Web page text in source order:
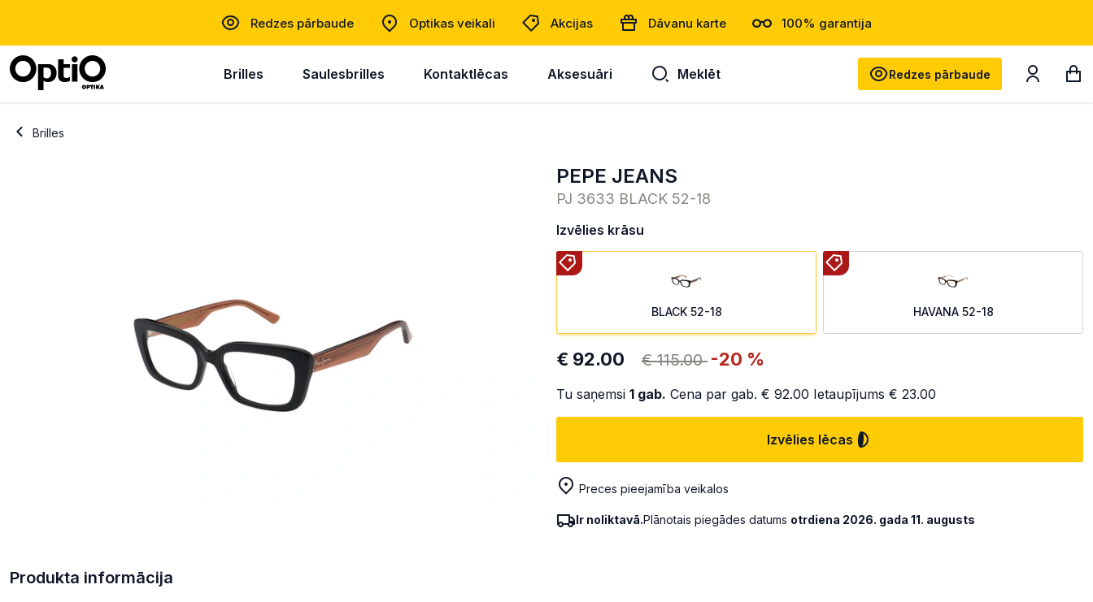
Redzes pārbaude Optikas veikali Akcijas Dāvanu karte 100% garantija
Brilles Saulesbrilles Kontaktlēcas Aksesuāri Meklēt Redzes pārbaude
Brilles
PEPE JEANS
PJ 3633 BLACK 52-18
Izvēlies krāsu
BLACK 52-18 HAVANA 52-18
€ 92.00 € 115.00 -20 %
Tu saņemsi 1 gab. Cena par gab. € 92.00 Ietaupījums € 23.00
Izvēlies lēcas
Preces pieejamība veikalos
Ir noliktavā.Plānotais piegādes datums otrdiena 2026. gada 11. augusts
Produkta informācija